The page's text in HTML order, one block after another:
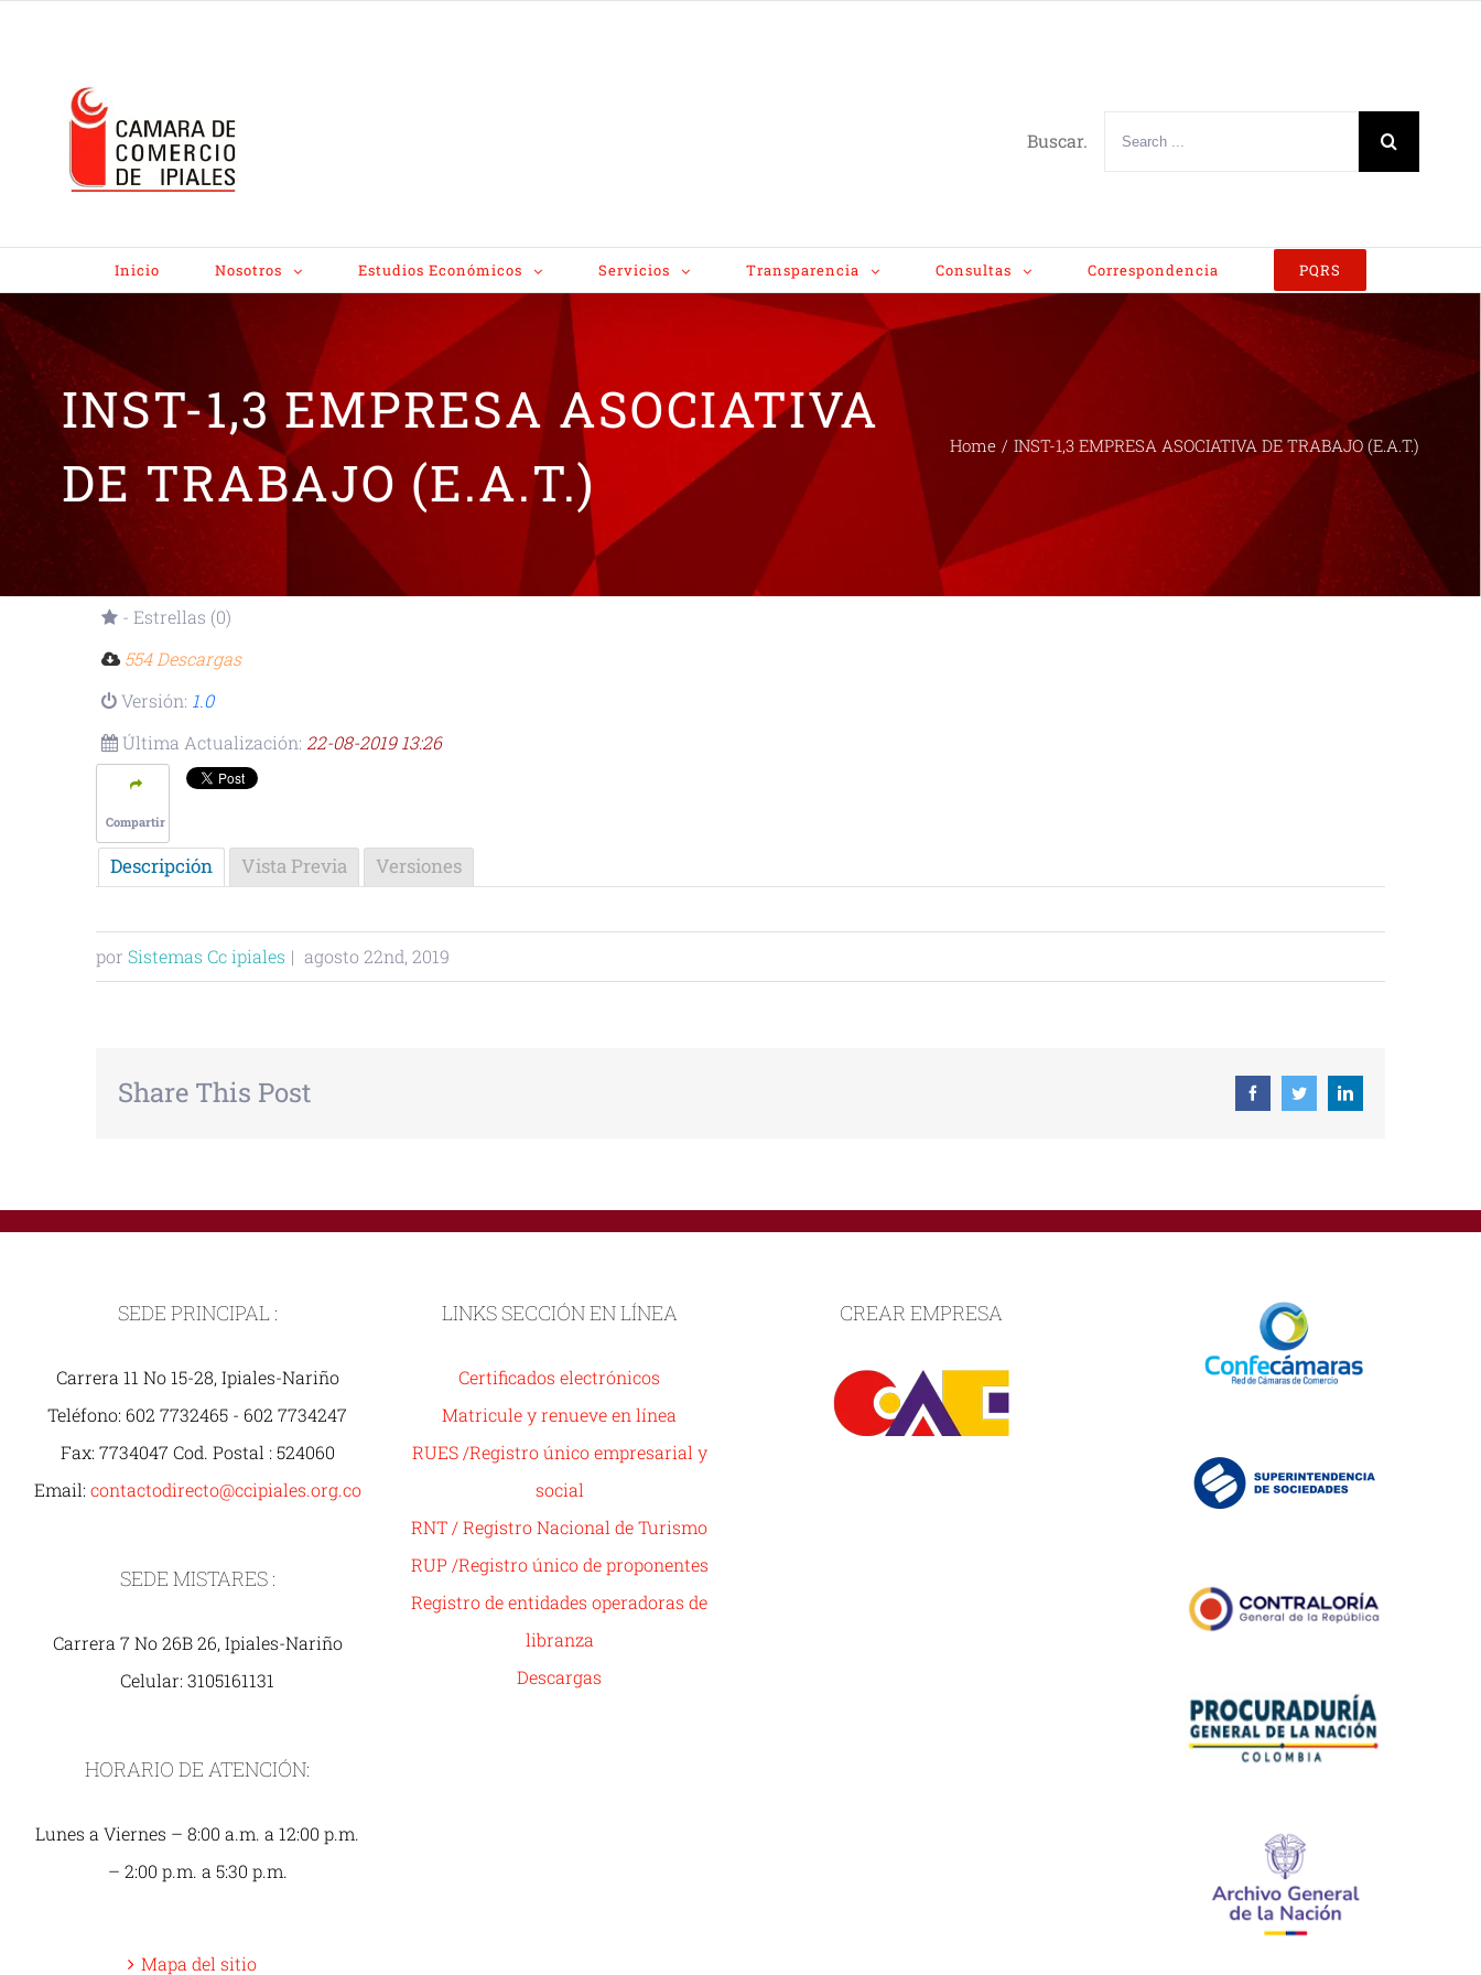
Buscar.
Inicio Nosotros Estudios Económicos Servicios Transparencia Consultas Correspondencia PQRS
INST-1,3 EMPRESA ASOCIATIVA
DE TRABAJO (E.A.T.)
Home / INST-1,3 EMPRESA ASOCIATIVA DE TRABAJO (E.A.T.)
- Estrellas (0)
554 Descargas
Versión: 1.0
Última Actualización: 22-08-2019 13:26
Compartir
Descripción Vista Previa Versiones
por Sistemas Cc ipiales | agosto 22nd, 2019
Share This Post FacebookTwitterLinkedin
SEDE PRINCIPAL :
Carrera 11 No 15-28, Ipiales-Nariño
Teléfono: 602 7732465 - 602 7734247
Fax: 7734047 Cod. Postal : 524060
Email: contactodirecto@ccipiales.org.co
SEDE MISTARES :
Carrera 7 No 26B 26, Ipiales-Nariño
Celular: 3105161131
HORARIO DE ATENCIÓN:
Lunes a Viernes – 8:00 a.m. a 12:00 p.m.
– 2:00 p.m. a 5:30 p.m.
Mapa del sitio
LINKS SECCIÓN EN LÍNEA
Certificados electrónicos
Matricule y renueve en línea
RUES /Registro único empresarial y
social
RNT / Registro Nacional de Turismo
RUP /Registro único de proponentes
Registro de entidades operadoras de
libranza
Descargas
CREAR EMPRESA